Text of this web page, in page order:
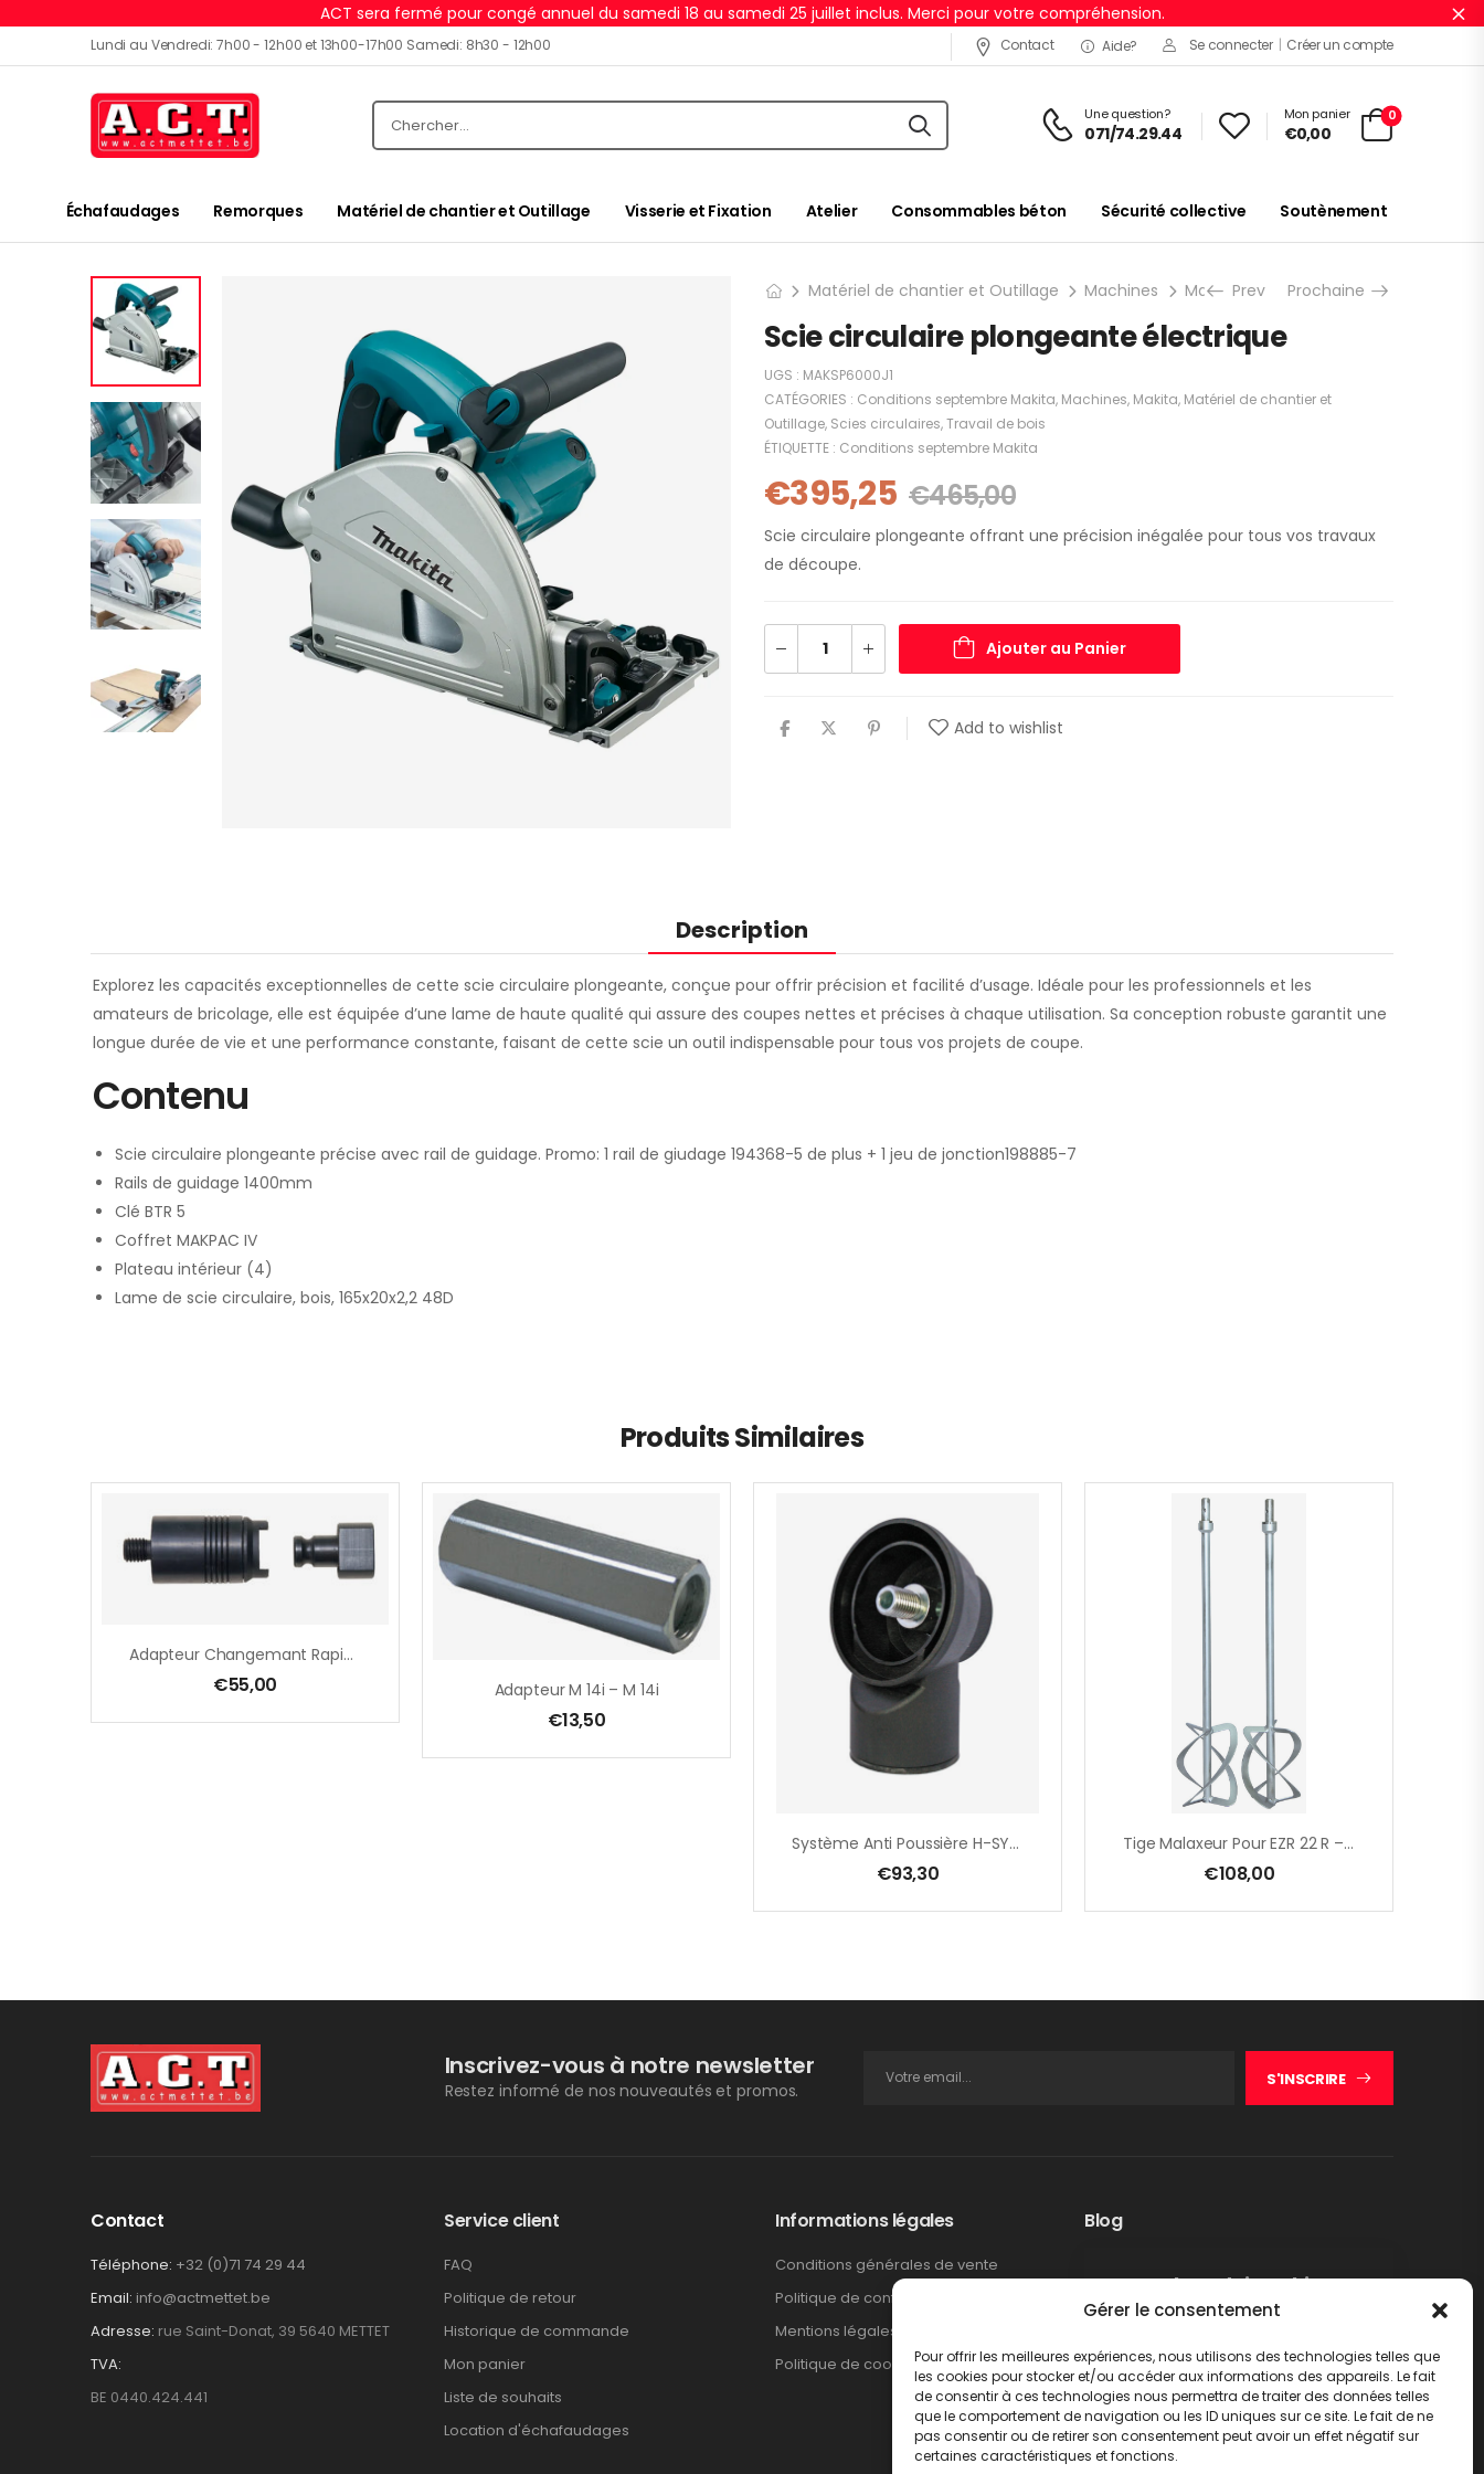
Gérer le consentement
Pour offrir les meilleures expériences, nous utilisons des technologies telles que
les cookies pour stocker et/ou accéder aux informations des appareils. Le fait
de consentir à ces technologies nous permettra de traiter des données telles
que le comportement de navigation ou les ID uniques sur ce site. Le fait de ne
pas consentir ou de retirer son consentement peut avoir un effet négatif sur
certaines caractéristiques et fonctions.
ACT sera fermé pour congé annuel du samedi 18 au samedi 25 juillet inclus. Merci pour votre compréhension.
Lundi au Vendredi: 7h00 - 12h00 et 13h00-17h00 Samedi: 8h30 - 12h00 Contact Aide? Se connecter | Créer un compte
Une question?
071/74.29.44
Mon panier
€0,00
0
Échafaudages Remorques Matériel de chantier et Outillage Visserie et Fixation Atelier Consommables béton Sécurité collective Soutènement
Matériel de chantier et Outillage Machines Makita Travail de bois
Prev Prochaine
Scie circulaire plongeante électrique
UGS : MAKSP6000J1
CATÉGORIES : Conditions septembre Makita, Machines, Makita, Matériel de chantier et
Outillage, Scies circulaires,Travail de bois
ÉTIQUETTE : Conditions septembre Makita
€395,25 €465,00
Scie circulaire plongeante offrant une précision inégalée pour tous vos travaux
de découpe.
Ajouter au Panier
Add to wishlist
Description
Explorez les capacités exceptionnelles de cette scie circulaire plongeante, conçue pour offrir précision et facilité d’usage. Idéale pour les professionnels et les
amateurs de bricolage, elle est équipée d’une lame de haute qualité qui assure des coupes nettes et précises à chaque utilisation. Sa conception robuste garantit une
longue durée de vie et une performance constante, faisant de cette scie un outil indispensable pour tous vos projets de coupe.
Contenu
Scie circulaire plongeante précise avec rail de guidage. Promo: 1 rail de giudage 194368-5 de plus + 1 jeu de jonction198885-7
Rails de guidage 1400mm
Clé BTR 5
Coffret MAKPAC IV
Plateau intérieur (4)
Lame de scie circulaire, bois, 165x20x2,2 48D
Produits Similaires
Adapteur Changemant Rapide M 14, Intérieur, Malaxeur
€55,00 Adapteur M 14i – M 14i
€13,50
Système Anti Poussière H-SYSTEM : M18 – M16
€93,30
Tige Malaxeur Pour EZR 22 R – EZR 23 R R/L – EZR 21 S – 230 X 650 Mm – Par Paire
€108,00
Inscrivez-vous à notre newsletter
Restez informé de nos nouveautés et promos.
S'INSCRIRE
Contact
Téléphone: +32 (0)71 74 29 44
Email: info@actmettet.be
Adresse: rue Saint-Donat, 39 5640 METTET
TVA:
BE 0440.424.441
Service client
FAQ
Politique de retour
Historique de commande
Mon panier
Liste de souhaits
Location d'échafaudages
Informations légales
Conditions générales de vente
Politique de confidentialité
Mentions légales
Politique de cookies
Blog
Rappel produit Makita –
Pompe à graisse DGP180
LIRE PLUS